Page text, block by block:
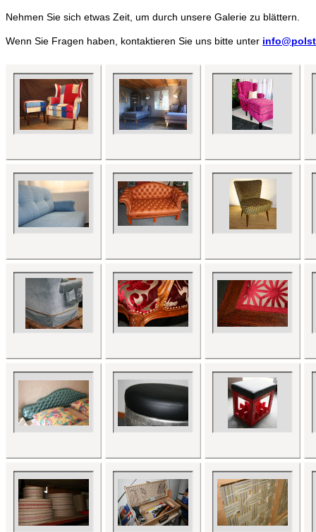
Nehmen Sie sich etwas Zeit, um durch unsere Galerie zu blättern.
Wenn Sie Fragen haben, kontaktieren Sie uns bitte unter